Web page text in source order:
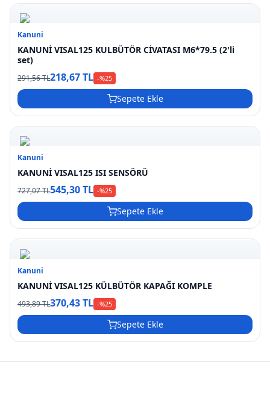
Kanuni
KANUNİ VISAL125 KULBÜTÖR CİVATASI M6*79.5 (2'li
set)
291,56 TL218,67 TL -%25
Sepete Ekle
Kanuni
KANUNİ VISAL125 ISI SENSÖRÜ
727,07 TL545,30 TL -%25
Sepete Ekle
Kanuni
KANUNİ VISAL125 KÜLBÜTÖR KAPAĞI KOMPLE
493,89 TL370,43 TL -%25
Sepete Ekle